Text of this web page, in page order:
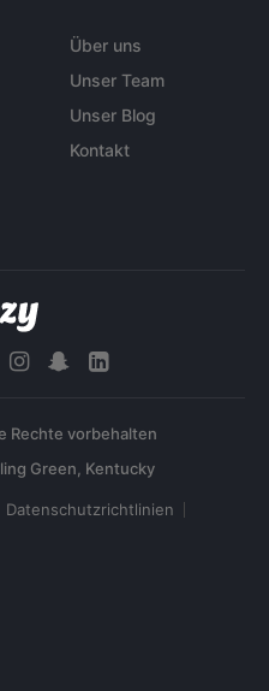
Über uns
Unser Team
Unser Blog
Kontakt
Rechte vorbehalten
Datenschutzrichtlinien